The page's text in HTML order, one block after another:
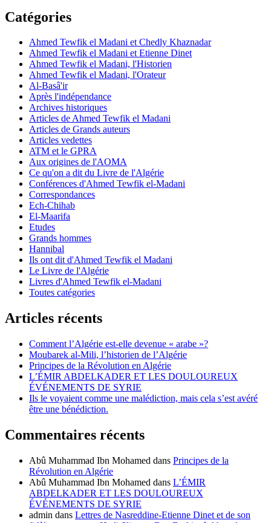
Catégories
Ahmed Tewfik el Madani et Chedly Khaznadar
Ahmed Tewfik el Madani et Etienne Dinet
Ahmed Tewfik el Madani, l'Historien
Ahmed Tewfik el Madani, l'Orateur
Al-Basâ'ir
Après l'indépendance
Archives historiques
Articles de Ahmed Tewfik el Madani
Articles de Grands auteurs
Articles vedettes
ATM et le GPRA
Aux origines de l'AOMA
Ce qu'on a dit du Livre de l'Algérie
Conférences d'Ahmed Tewfik el-Madani
Correspondances
Ech-Chihab
El-Maarifa
Etudes
Grands hommes
Hannibal
Ils ont dit d'Ahmed Tewfik el Madani
Le Livre de l'Algérie
Livres d'Ahmed Tewfik el-Madani
Toutes catégories
Articles récents
Comment l’Algérie est-elle devenue « arabe »?
Moubarek al-Mili, l’historien de l’Algérie
Principes de la Révolution en Algérie
L’ÉMIR ABDELKADER ET LES DOULOUREUX
ÉVÉNEMENTS DE SYRIE
Ils le voyaient comme une malédiction, mais cela s’est avéré
être une bénédiction.
Commentaires récents
Abû Muhammad Ibn Mohamed dans Principes de la
Révolution en Algérie
Abû Muhammad Ibn Mohamed dans L’ÉMIR
ABDELKADER ET LES DOULOUREUX
ÉVÉNEMENTS DE SYRIE
admin dans Lettres de Nasreddine-Etienne Dinet et de son